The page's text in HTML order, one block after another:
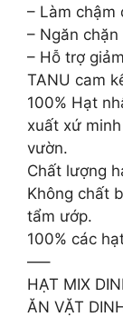
– Làm chậm
– Ngăn
– Hỗ trợ
TANU cam
100% Hạt
xuất xứ
vườn.
Chất lượng
Không chất
tẩm ướp.
100% các
—–
HẠT MIX
ĂN VẶT